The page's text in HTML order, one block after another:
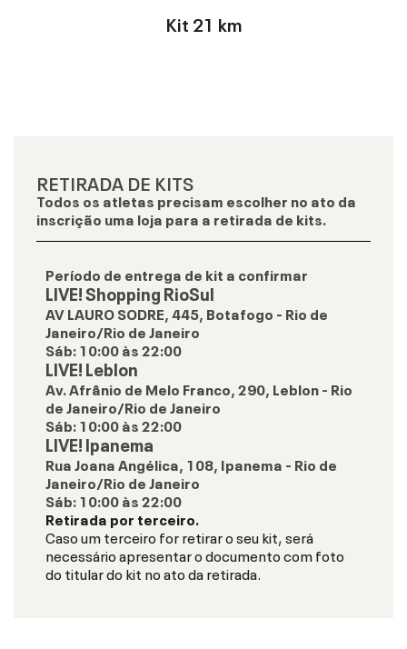
Kit 21 km
RETIRADA DE KITS
Todos os atletas precisam escolher no ato da
inscrição uma loja para a retirada de kits.
Período de entrega de kit a confirmar
LIVE! Shopping RioSul
AV LAURO SODRE, 445, Botafogo - Rio de
Janeiro/Rio de Janeiro
Sáb:10:00às22:00
LIVE! Leblon
Av. Afrânio de Melo Franco, 290, Leblon - Rio
de Janeiro/Rio de Janeiro
Sáb:10:00às22:00
LIVE! Ipanema
Rua Joana Angélica, 108, Ipanema - Rio de
Janeiro/Rio de Janeiro
Sáb:10:00às22:00
Retirada por terceiro.
Caso um terceiro for retirar o seu kit, será
necessário apresentar o documento com foto
do titular do kit no ato da retirada.